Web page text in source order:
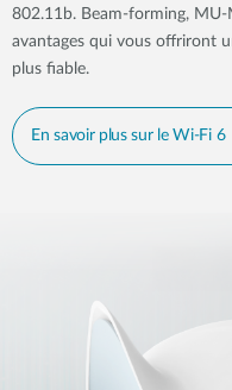
802.11b. Beam-forming,
avantages qui vous offriront
plus fiable.
En savoir plus sur le Wi-Fi 6